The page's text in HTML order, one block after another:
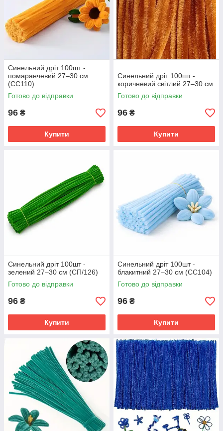
Синельний дріт 100шт -
помаранчевий 27–30 см
(СC110)
Готово до відправки
96 ₴
Купити
Синельний дріт 100шт -
коричневий світлий 27–30 см
Готово до відправки
96 ₴
Купити
Синельний дріт 100шт -
зелений 27–30 см (СП/126)
Готово до відправки
96 ₴
Купити
Синельний дріт 100шт -
блакитний 27–30 см (СС104)
Готово до відправки
96 ₴
Купити